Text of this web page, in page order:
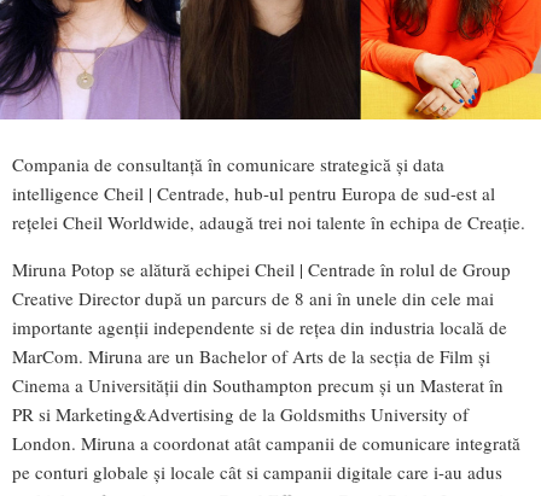
Compania de consultanță în comunicare strategică și data
intelligence Cheil | Centrade, hub-ul pentru Europa de sud-est al
rețelei Cheil Worldwide, adaugă trei noi talente în echipa de Creație.
Miruna Potop se alătură echipei Cheil | Centrade în rolul de Group
Creative Director după un parcurs de 8 ani în unele din cele mai
importante agenții independente si de rețea din industria locală de
MarCom. Miruna are un Bachelor of Arts de la secția de Film și
Cinema a Universității din Southampton precum și un Masterat în
PR si Marketing&Advertising de la Goldsmiths University of
London. Miruna a coordonat atât campanii de comunicare integrată
pe conturi globale și locale cât si campanii digitale care i-au adus